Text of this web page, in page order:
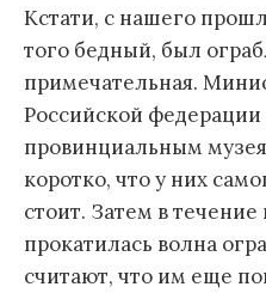
Кстати, с нашего
того бедный, был
примечательная.
Российской федерации
провинциальным
коротко, что у них
стоит. Затем в
прокатилась волна
считают, что им еще